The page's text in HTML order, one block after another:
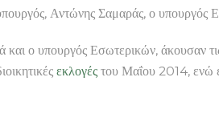
Αντώνης Σαμαράς, ο υπουργός
ο υπουργός Εσωτερικών, άκουσαν
εκλογές του Μαΐου 2014, ενώ